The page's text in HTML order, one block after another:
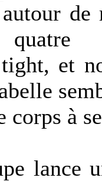
et
corps à
lance